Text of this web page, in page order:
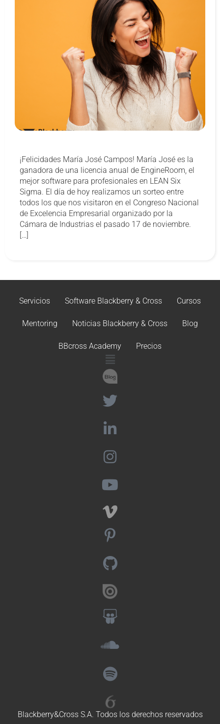
¡Felicidades María José Campos! María José es la
ganadora de una licencia anual de EngineRoom, el
mejor software para profesionales en LEAN Six
Sigma. El día de hoy realizamos un sorteo entre
todos los que nos visitaron en el Congreso Nacional
de Excelencia Empresarial organizado por la
Cámara de Industrias el pasado 17 de noviembre.
[…]
Servicios Software Blackberry & Cross Cursos
Mentoring Noticias Blackberry & Cross Blog
BBcross Academy Precios
Blackberry&Cross S.A. Todos los derechos reservados